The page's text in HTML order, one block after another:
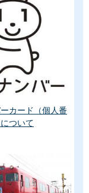
カード（個人番
ついて